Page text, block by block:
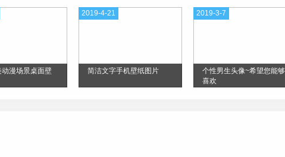
漫场景桌面壁
简洁文字手机壁纸图片
2019-4-21
个性男生头像~希望您能够
喜欢
2019-3-7